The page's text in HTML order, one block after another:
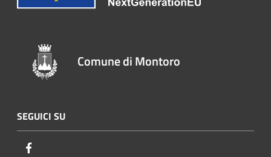
Comune di Montoro
SEGUICI SU